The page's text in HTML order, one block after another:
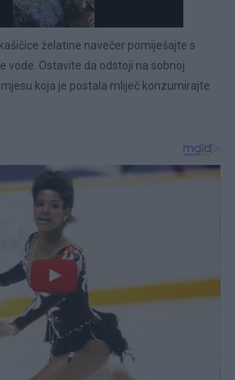
želatine navečer pomiješajte s
vode. Ostavite da odstoji na sobnoj
koja je postala mliječ konzumirajte